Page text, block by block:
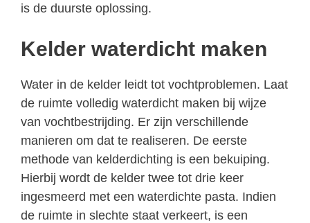
is de duurste oplossing.
Kelder waterdicht maken
Water in de kelder leidt tot vochtproblemen. Laat
de ruimte volledig waterdicht maken bij wijze
van vochtbestrijding. Er zijn verschillende
manieren om dat te realiseren. De eerste
methode van kelderdichting is een bekuiping.
Hierbij wordt de kelder twee tot drie keer
ingesmeerd met een waterdichte pasta. Indien
de ruimte in slechte staat verkeert, is een